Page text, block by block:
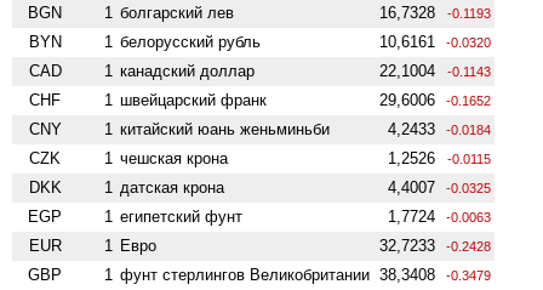
BGN 1 болгарский лев 16,7328 -0.1193
BYN 1 белорусский рубль 10,6161 -0.0320
CAD 1 канадский доллар 22,1004 -0.1143
CHF 1 швейцарский франк 29,6006 -0.1652
CNY 1 китайский юань женьминьби 4,2433 -0.0184
CZK 1 чешская крона 1,2526 -0.0115
DKK 1 датская крона 4,4007 -0.0325
EGP 1 египетский фунт 1,7724 -0.0063
EUR 1 Евро 32,7233 -0.2428
GBP 1 фунт стерлингов Велико­британии 38,3408 -0.3479